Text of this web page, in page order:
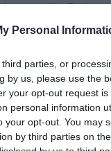
Personal
parties, or
by us, please use the
your opt-out request
personal information
opt-out. You may
by third parties on
a ventaglio.
E spesso la cosa ti
di Burraco e, voilà,
altre del mazzo. E
nel gioco e nella vita!
la vie et les jeux sont